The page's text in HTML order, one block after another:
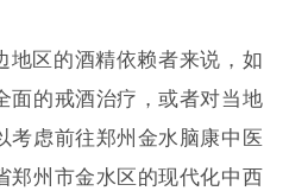
地区的酒精依赖者来说，如
面的戒酒治疗，或者对当地
考虑前往郑州金水脑康中医
郑州市金水区的现代化中西